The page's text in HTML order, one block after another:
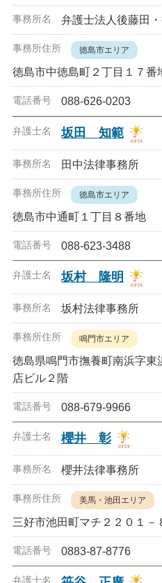
弁護士法人後藤田
徳島市エリア
徳島市中徳島町２丁目１７番
088-626-0203
坂田 知範
田中法律事務所
徳島市エリア
徳島市中通町１丁目８番地
088-623-3488
坂村 隆明
坂村法律事務所
鳴門市エリア
徳島県鳴門市撫養町南浜字
店ビル２階
088-679-9966
櫻井 彰
櫻井法律事務所
美馬・池田エリア
三好市池田町マチ２２０１－
0883-87-8776